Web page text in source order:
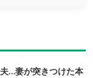
…妻が突きつけた本